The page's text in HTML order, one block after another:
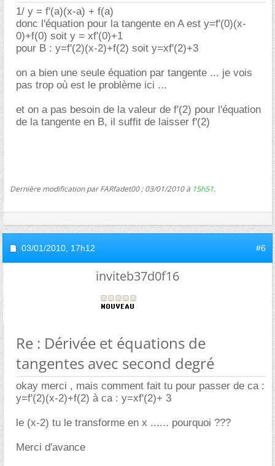
1/ y = f'(a)(x-a) + f(a)
donc l'équation pour la tangente en A est y=f'(0)(x-
0)+f(0) soit y = xf'(0)+1
pour B : y=f'(2)(x-2)+f(2) soit y=xf'(2)+3
on a bien une seule équation par tangente ... je vois
pas trop où est le problème ici ...
et on a pas besoin de la valeur de f'(2) pour l'équation
de la tangente en B, il suffit de laisser f'(2)
Dernière modification par FARfadet00 ; 03/01/2010 à 15h51.
03/01/2010, 17h12 #6
inviteb37d0f16
Re : Dérivée et équations de
tangentes avec second degré
okay merci , mais comment fait tu pour passer de ca :
y=f'(2)(x-2)+f(2) à ca : y=xf'(2)+ 3
le (x-2) tu le transforme en x ...... pourquoi ???
Merci d'avance